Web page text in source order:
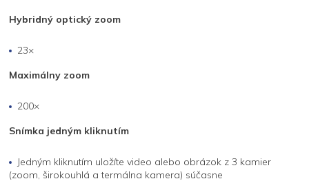
Hybridný optický zoom
23×
Maximálny zoom
200×
Snímka jedným kliknutím
Jedným kliknutím uložíte video alebo obrázok z 3 kamier
(zoom, širokouhlá a termálna kamera) súčasne